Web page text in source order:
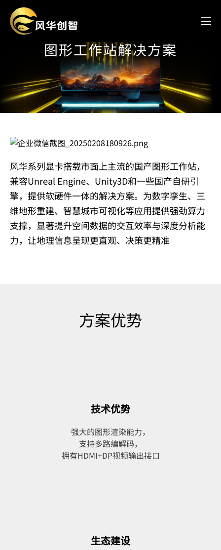
图形工作站解决方案
风华系列显卡搭载市面上主流的国产图形工作站，
兼容Unreal Engine、Unity3D和一些国产自研引
擎，提供软硬件一体的解决方案。为数字孪生、三
维地形重建、智慧城市可视化等应用提供强劲算力
支撑，显著提升空间数据的交互效率与深度分析能
力，让地理信息呈现更直观、决策更精准
方案优势
技术优势
强大的图形渲染能力，
支持多路编解码，
拥有HDMI+DP视频输出接口
生态建设